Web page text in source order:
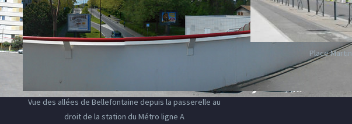
Vue des allées de Bellefontaine depuis la passerelle au
droit de la station du Métro ligne A
Place